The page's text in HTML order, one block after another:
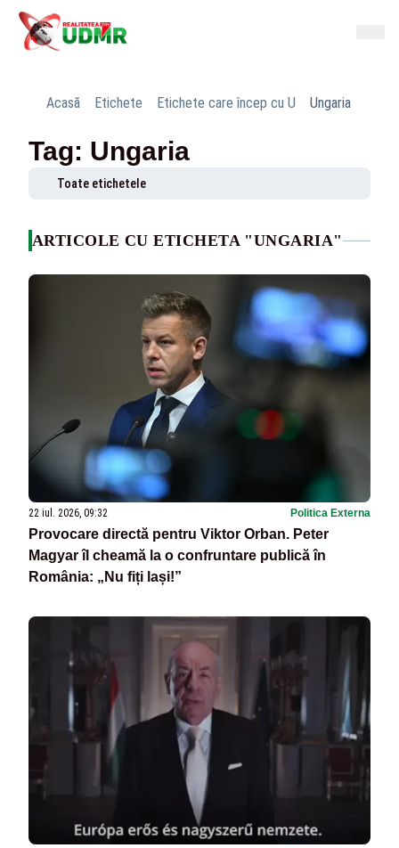
Acasă Etichete Etichete care încep cu U Ungaria
Tag: Ungaria
Toate etichetele
ARTICOLE CU ETICHETA "UNGARIA"
22 iul. 2026, 09:32 Politica Externa
Provocare directă pentru Viktor Orban. Peter
Magyar îl cheamă la o confruntare publică în
România: „Nu fiți lași!”